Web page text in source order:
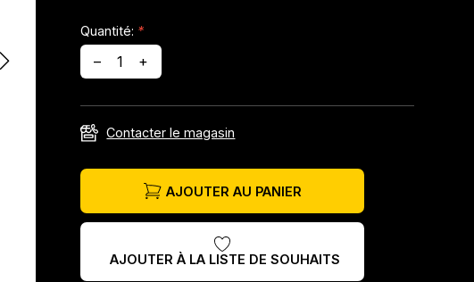
Quantité: *
– +
Contacter le magasin
AJOUTER AU PANIER
AJOUTER À LA LISTE DE SOUHAITS